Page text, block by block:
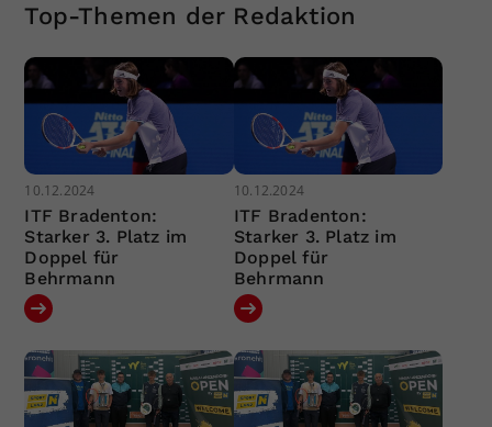
Top-Themen der Redaktion
10.12.2024
ITF Bradenton:
Starker 3. Platz im
Doppel für
Behrmann
10.12.2024
ITF Bradenton:
Starker 3. Platz im
Doppel für
Behrmann